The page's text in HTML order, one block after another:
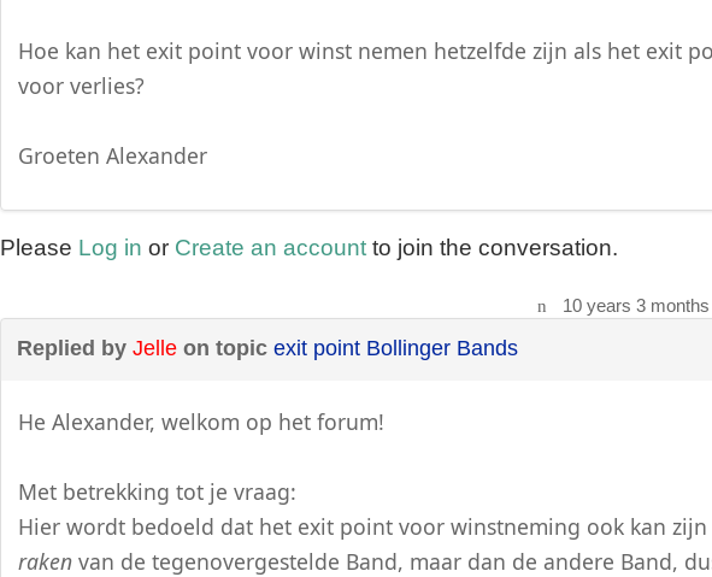
Hoe kan het exit point voor winst nemen hetzelfde zijn als het exit
voor verlies?
Groeten Alexander
Please Log in or Create an account to join the conversation.
10 years 3
Replied byJelle on topicexit point Bollinger Bands
He Alexander, welkom op het forum!
Met betrekking tot je vraag:
Hier wordt bedoeld dat het exit point voor winstneming ook kan
raken van de tegenovergestelde Band, maar dan de andere Band,